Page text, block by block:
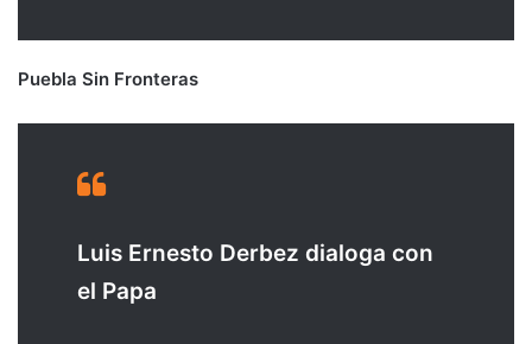
Puebla Sin Fronteras
Luis Ernesto Derbez dialoga con
el Papa